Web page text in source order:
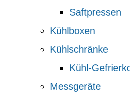
Saftpressen
Kühlboxen
Kühlschränke
Kühl-
Messgeräte